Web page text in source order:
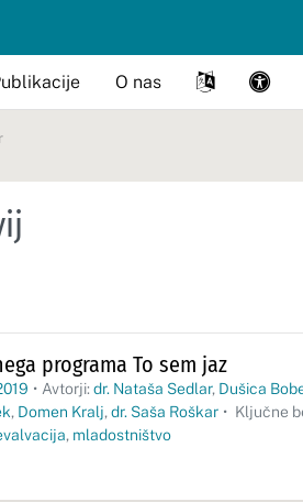
O nas
programa To sem jaz
• Avtorji: dr. Nataša Sedlar, Dušica
, Domen Kralj, dr. Saša Roškar • Ključne
, mladostništvo